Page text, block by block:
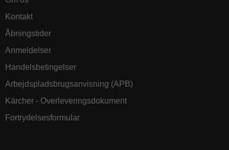
Kontakt
Åbningstider
Anmeldelser
Handelsbetingelser
Arbejdspladsbrugsanvisning (APB)
Kärcher - Overleveringsdokument
Fortrydelsesformular